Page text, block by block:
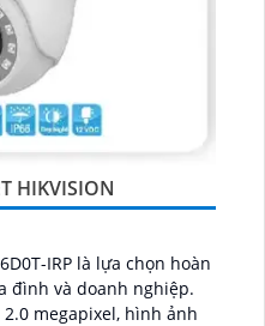
HIKVISION
IRP là lựa chọn hoàn
đình và doanh nghiệp.
megapixel, hình ảnh